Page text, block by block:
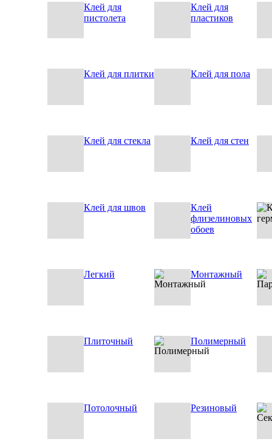
Клей для
пистолета
Клей для
пластиков
Клей для плитки Клей для пола
Клей для стекла Клей для стен
Клей для швов
Клей
флизелиновых
обоев
Легкий Монтажный
Плиточный Полимерный
Потолочный Резиновый